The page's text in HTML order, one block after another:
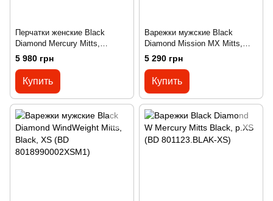
Перчатки женские Black
Diamond Mercury Mitts,
Azurite, р.M (BD
8018904022MD_1)
5 980 грн
Купить
Варежки мужские Black
Diamond Mission MX Mitts,
Black, S (BD
8010830002SML1)
5 290 грн
Купить